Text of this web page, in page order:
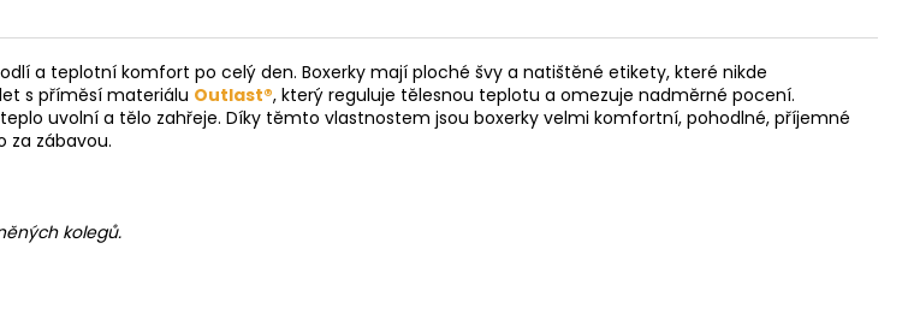
a teplotní komfort po celý den. Boxerky mají ploché švy a natištěné etikety, které nikde
s příměsí materiálu Outlast®, který reguluje tělesnou teplotu a omezuje nadměrné pocení.
uvolní a tělo zahřeje. Díky těmto vlastnostem jsou boxerky velmi komfortní, pohodlné, příjemné
za zábavou.
kolegů.